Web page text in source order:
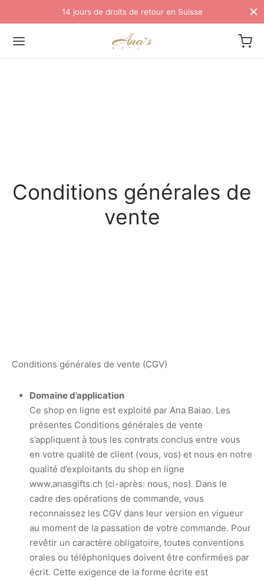
14 jours de droits de retour en Suisse
Conditions générales de
vente
Conditions générales de vente (CGV)
Domaine d’application
Ce shop en ligne est exploité par Ana Baiao. Les
présentes Conditions générales de vente
s’appliquent à tous les contrats conclus entre vous
en votre qualité de client (vous, vos) et nous en notre
qualité d’exploitants du shop en ligne
www.anasgifts.ch (ci-après: nous, nos). Dans le
cadre des opérations de commande, vous
reconnaissez les CGV dans leur version en vigueur
au moment de la passation de votre commande. Pour
revêtir un caractère obligatoire, toutes conventions
orales ou téléphoniques doivent être confirmées par
écrit. Cette exigence de la forme écrite est